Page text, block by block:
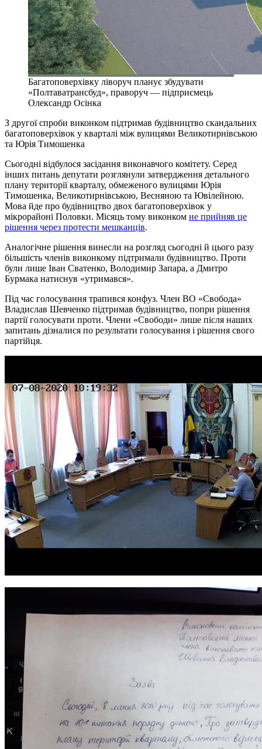
Багатоповерхівку ліворуч планує збудувати
«Полтаватрансбуд», праворуч — підприємець
Олександр Осінка
З другої спроби виконком підтримав будівництво скандальних
багатоповерхівок у кварталі між вулицями Великотирнівською
та Юрія Тимошенка
Сьогодні відбулося засідання виконавчого комітету. Серед
інших питань депутати розглянули затвердження детального
плану території кварталу, обмеженого вулицями Юрія
Тимошенка, Великотирнівською, Весняною та Ювілейною.
Мова йде про будівництво двох багатоповерхівок у
мікрорайоні Половки. Місяць тому виконком не прийняв це
рішення через протести мешканців.
Аналогічне рішення винесли на розгляд сьогодні й цього разу
більшість членів виконкому підтримали будівництво. Проти
були лише Іван Сватенко, Володимир Запара, а Дмитро
Бурмака натиснув «утримався».
Під час голосування трапився конфуз. Член ВО «Свобода»
Владислав Шевченко підтримав будівництво, попри рішення
партії голосувати проти. Члени «Свободи» лише після наших
запитань дізналися по результати голосування і рішення свого
партійця.